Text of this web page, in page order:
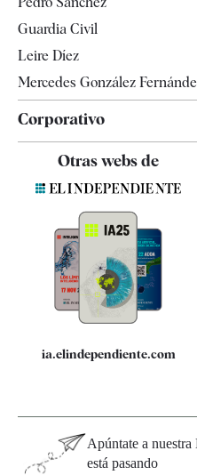
Guardia Civil
Leire Díez
Mercedes González
Corporativo
Contacto
Quiénes somos
Especificaciones
Otras webs de
ia.elindependiente.com
Apúntate a
está pasando